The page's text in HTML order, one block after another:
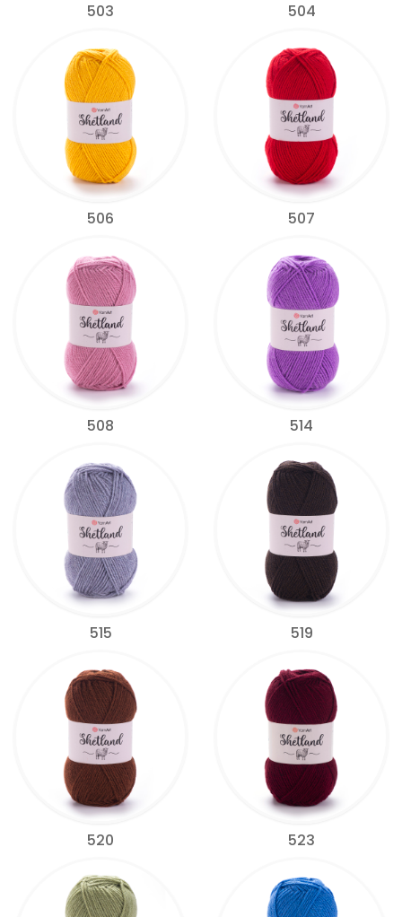
503 504
506 507
508 514
515 519
520 523